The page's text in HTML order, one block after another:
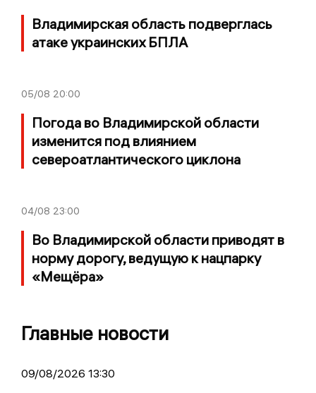
Владимирская область подверглась
атаке украинских БПЛА
05/08 20:00
Погода во Владимирской области
изменится под влиянием
североатлантического циклона
04/08 23:00
Во Владимирской области приводят в
норму дорогу, ведущую к нацпарку
«Мещёра»
Главные новости
09/08/2026 13:30